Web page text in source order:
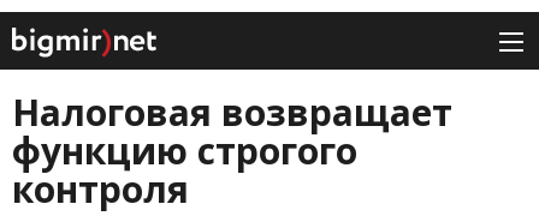
Налоговая возвращает
функцию строгого
контроля